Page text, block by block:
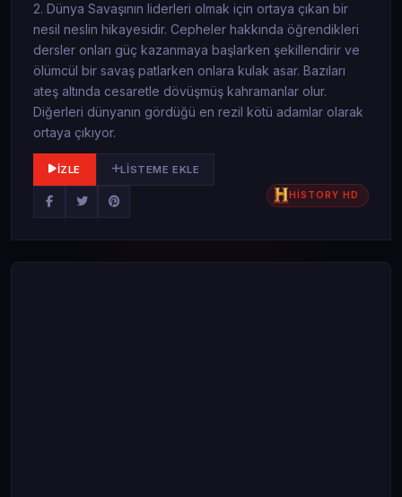
2. Dünya Savaşının liderleri olmak için ortaya çıkan bir
nesil neslin hikayesidir. Cepheler hakkında öğrendikleri
dersler onları güç kazanmaya başlarken şekillendirir ve
ölümcül bir savaş patlarken onlara kulak asar. Bazıları
ateş altında cesaretle dövüşmüş kahramanlar olur.
Diğerleri dünyanın gördüğü en rezil kötü adamlar olarak
ortaya çıkıyor.
İZLE LISTEME EKLE
HİSTORY HD